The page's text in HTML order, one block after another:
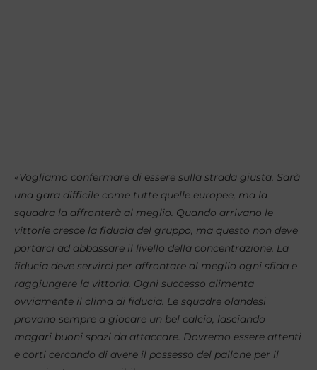
«Vogliamo confermare di essere sulla strada giusta. Sarà
una gara difficile come tutte quelle europee, ma la
squadra la affronterà al meglio. Quando arrivano le
vittorie cresce la fiducia del gruppo, ma questo non deve
portarci ad abbassare il livello della concentrazione. La
fiducia deve servirci per affrontare al meglio ogni sfida e
raggiungere la vittoria. Ogni successo alimenta
ovviamente il clima di fiducia. Le squadre olandesi
provano sempre a giocare un bel calcio, lasciando
magari buoni spazi da attaccare. Dovremo essere attenti
e corti cercando di avere il possesso del pallone per il